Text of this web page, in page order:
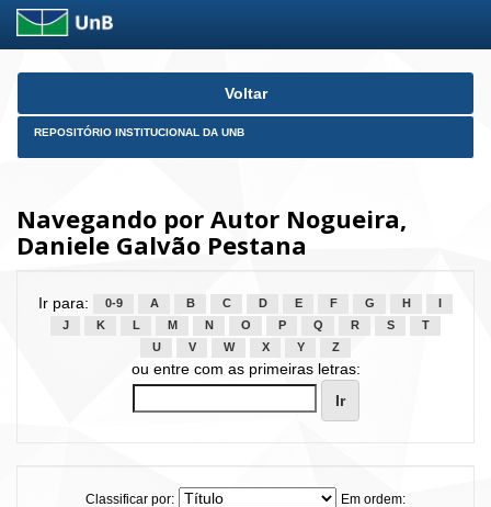
Skip
Voltar
REPOSITÓRIO INSTITUCIONAL DA UNB
Navegando por Autor Nogueira,
Daniele Galvão Pestana
Ir para: 0-9 A B C D E F G H
J
K L M N O P Q R S
T
U
V W X Y Z
ou entre com as primeiras letras:
Classificar por:
Em ordem: